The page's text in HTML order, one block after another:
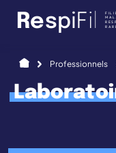
RespiFi
AccueilProfessionnels